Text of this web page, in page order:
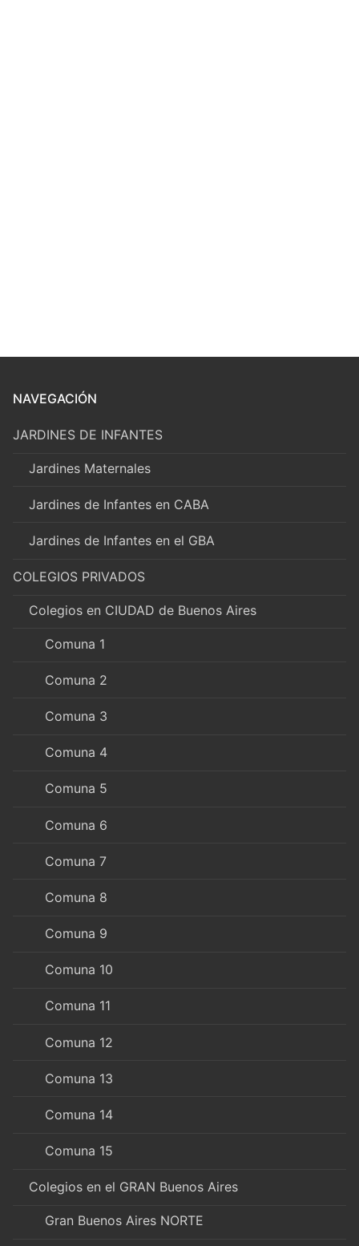
NAVEGACIÓN
JARDINES DE INFANTES
Jardines Maternales
Jardines de Infantes en CABA
Jardines de Infantes en el GBA
COLEGIOS PRIVADOS
Colegios en CIUDAD de Buenos Aires
Comuna 1
Comuna 2
Comuna 3
Comuna 4
Comuna 5
Comuna 6
Comuna 7
Comuna 8
Comuna 9
Comuna 10
Comuna 11
Comuna 12
Comuna 13
Comuna 14
Comuna 15
Colegios en el GRAN Buenos Aires
Gran Buenos Aires NORTE